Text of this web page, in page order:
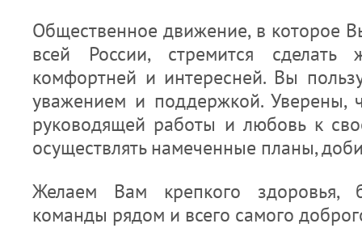
Общественное движение, в которое
всей России, стремится
комфортней и интересней. Вы
уважением и поддержкой. Уверены,
руководящей работы и любовь к
осуществлять намеченные планы,
Желаем Вам крепкого здоровья,
команды рядом и всего самого